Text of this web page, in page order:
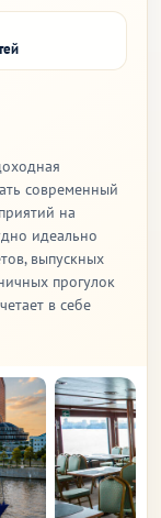
современный
на
идеально
выпускных
прогулок
в себе